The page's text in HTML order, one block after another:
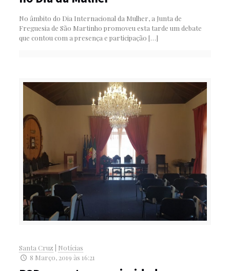
No âmbito do Dia Internacional da Mulher, a Junta de
Freguesia de São Martinho promoveu esta tarde um debate
que contou com a presença e participação […]
Santa Cruz
Notícias
8 Março, 2019 às 16:21